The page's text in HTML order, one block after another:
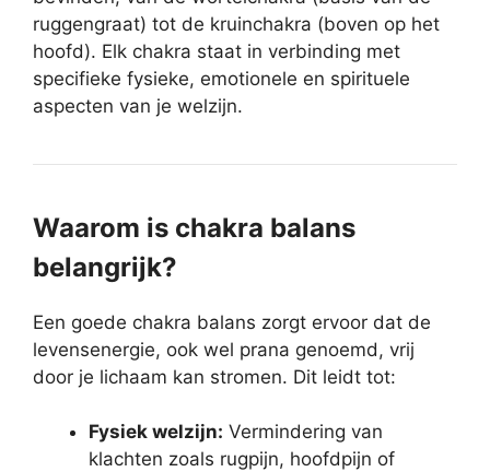
ruggengraat) tot de kruinchakra (boven op het
hoofd). Elk chakra staat in verbinding met
specifieke fysieke, emotionele en spirituele
aspecten van je welzijn.
Waarom is chakra balans
belangrijk?
Een goede chakra balans zorgt ervoor dat de
levensenergie, ook wel prana genoemd, vrij
door je lichaam kan stromen. Dit leidt tot:
Fysiek welzijn: Vermindering van
klachten zoals rugpijn, hoofdpijn of